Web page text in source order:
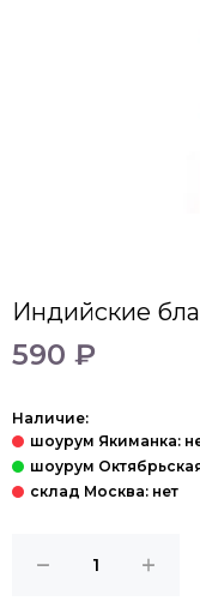
Индийские
590 ₽
Наличие: